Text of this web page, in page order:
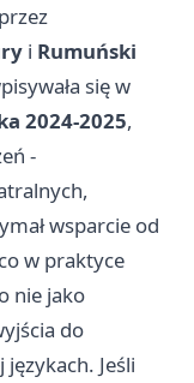
i Rumuński
się w
2024-2025,
-
wsparcie od
w praktyce
nie jako
do
Jeśli